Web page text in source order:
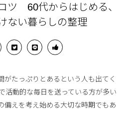
ツ 60代からはじめる、
ない暮らしの整理
がたっぷりとあるという人も出てく
活動的な毎日を送っている方が多い
備えを考え始める大切な時期でもあ